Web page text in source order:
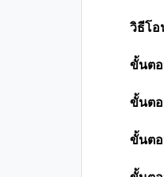
วิธีโอ
ขั้นต
ขั้นต
ขั้นต